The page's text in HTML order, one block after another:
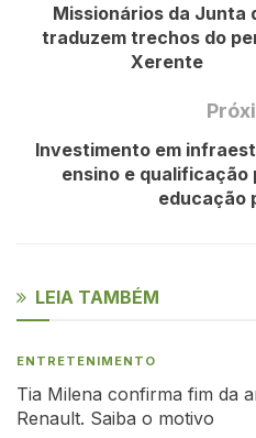
Missionários da Junta
traduzem trechos do
Investimento em
ensino e qualificação
educação
LEIA TAMBÉM
ENTRETENIMENTO
Tia Milena confirma fim da
Renault. Saiba o motivo